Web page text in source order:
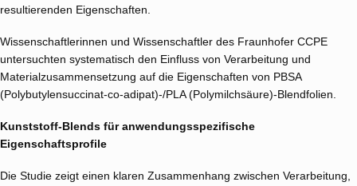
resultierenden Eigenschaften.
Wissenschaftlerinnen und Wissenschaftler des Fraunhofer CCPE
untersuchten systematisch den Einfluss von Verarbeitung und
Materialzusammensetzung auf die Eigenschaften von PBSA
(Polybutylensuccinat-co-adipat)-/PLA (Polymilchsäure)-Blendfolien.
Kunststoff-Blends für anwendungsspezifische
Eigenschaftsprofile
Die Studie zeigt einen klaren Zusammenhang zwischen Verarbeitung,